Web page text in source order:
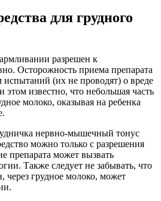
для грудного
разрешен к
Осторожность приема препарата
испытаний (их не проводят) о вреде
этом известно, что небольшая часть
молоко, оказывая на ребенка
нервно-мышечный тонус
можно только с разрешения
препарата может вызвать
Также следует не забывать, что
через грудное молоко, может